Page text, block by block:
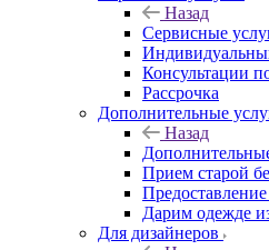
Назад
Сервисные
Консультации
Рассрочка
Дополнительные
Назад
Прием старой
Дарим одежде
Для дизайнеров